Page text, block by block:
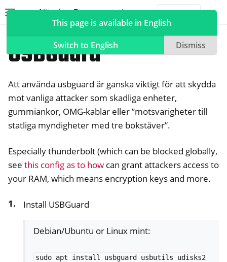
Nitrokey Documentation
navigation of Nitrokeys
navigation of Features
navigation of Nitrokey 3
USBGuard
Att använda usbguard är ganska viktigt för att skydda
mot vanliga attacker som skadliga enheter,
gummiankor, OMG-kablar eller ”motsvarigheter till
statliga myndigheter med tre bokstäver”.
Especially thunderbolt (which can be blocked globally,
see this config as to how can grant attackers access to
your RAM, which means encryption keys and more.
Install USBGuard
Debian/Ubuntu or Linux mint:
sudo apt install usbguard usbutils
udisks2
This page is available in English
Switch to English
Dismiss